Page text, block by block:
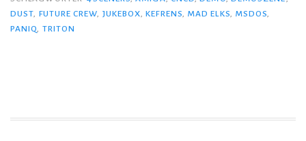
DUST FUTURE CREW JUKEBOX ,KEFRENS MAD ELKS MSDOS
PANIQ
TRITON